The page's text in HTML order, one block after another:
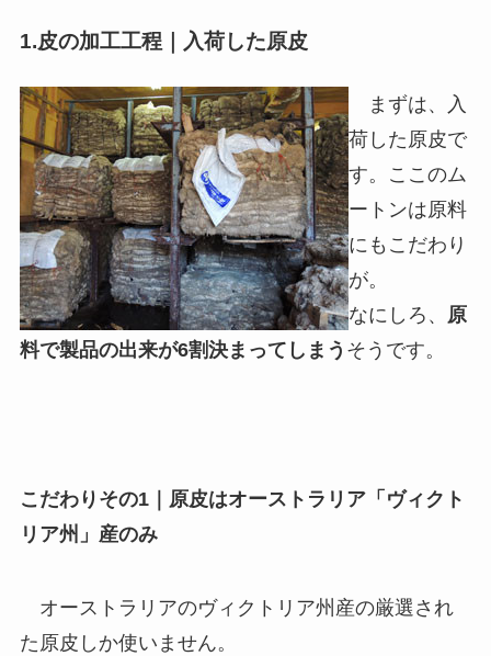
1.皮の加工工程｜入荷した原皮
まずは、入
荷した原皮で
す。ここのム
ートンは原料
にもこだわり
が。
なにしろ、 原
料で製品の出来が6割決まってしまう そうです。
こだわりその1｜原皮はオーストラリア「ヴィクト
リア州」産のみ
オーストラリアのヴィクトリア州産の厳選され
た原皮しか使いません。